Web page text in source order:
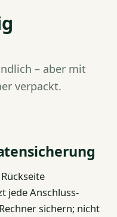
– aber mit
verpackt.
jede Anschluss-
sichern; nicht